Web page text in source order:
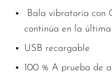
Bala vibratoria con
continúa en la
USB recargable
100 % A prueba de